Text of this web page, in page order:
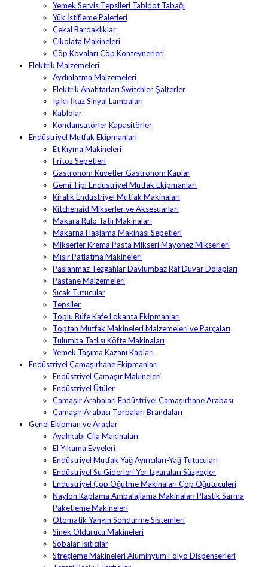
Yemek Servis Tepsileri Tabldot Tabağı
Yük İstifleme Paletleri
Çekal Bardaklıklar
Çikolata Makineleri
Çöp Kovaları Çöp Konteynerleri
Elektrik Malzemeleri
Aydınlatma Malzemeleri
Elektrik Anahtarları Switchler Şalterler
Işıklı İkaz Sinyal Lambaları
Kablolar
Kondansatörler Kapasitörler
Endüstriyel Mutfak Ekipmanları
Et Kıyma Makineleri
Fritöz Sepetleri
Gastronom Küvetler Gastronom Kaplar
Gemi Tipi Endüstriyel Mutfak Ekipmanları
Kiralık Endüstriyel Mutfak Makinaları
Kitchenaid Mikserler ve Aksesuarları
Makara Rulo Tatlı Makinaları
Makarna Haşlama Makinası Sepetleri
Mikserler Krema Pasta Mikseri Mayonez Mikserleri
Mısır Patlatma Makineleri
Paslanmaz Tezgahlar Davlumbaz Raf Duvar Dolapları
Pastane Malzemeleri
Sıcak Tutucular
Tepsiler
Toplu Büfe Kafe Lokanta Ekipmanları
Toptan Mutfak Makineleri Malzemeleri ve Parçaları
Tulumba Tatlısı Köfte Makinaları
Yemek Taşıma Kazanı Kapları
Endüstriyel Çamaşırhane Ekipmanları
Endüstriyel Çamaşır Makineleri
Endüstriyel Ütüler
Çamaşır Arabaları Endüstriyel Çamaşırhane Arabası
Çamaşır Arabası Torbaları Brandaları
Genel Ekipman ve Araçlar
Ayakkabı Cila Makinaları
El Yıkama Evyeleri
Endüstriyel Mutfak Yağ Ayırıcıları-Yağ Tutucuları
Endüstriyel Su Giderleri Yer Izgaraları Süzgeçler
Endüstriyel Çöp Öğütme Makinaları Çöp Öğütücüleri
Naylon Kaplama Ambalajlama Makinaları Plastik Sarma
Paketleme Makineleri
Otomatik Yangın Söndürme Sistemleri
Sinek Öldürücü Makineleri
Sobalar Isıtıcılar
Streçleme Makineleri Alüminyum Folyo Dispenserleri